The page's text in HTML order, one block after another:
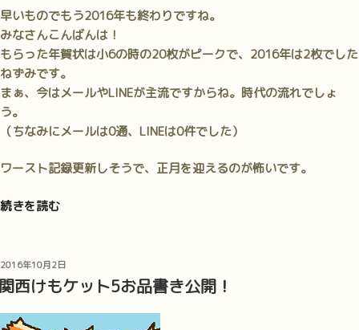
す！”
の
早いものでもう2016年も終わりですね。
みなさんこんばんは！
もらった年賀状は小6の時の20枚がピークで、2016年は2枚でした
ねずみです。
まぁ、今はメールやLINEが主流ですからね。時代の流れでしょ
う。
（ちなみにメールは0通、LINEは0件でした）
ワースト記録更新しそうで、正月を迎えるのが怖いです。
“ち
今
年
あ
続きを読む
投
稿
日:
2016年10月2日
西けもケット5お品書き公開！